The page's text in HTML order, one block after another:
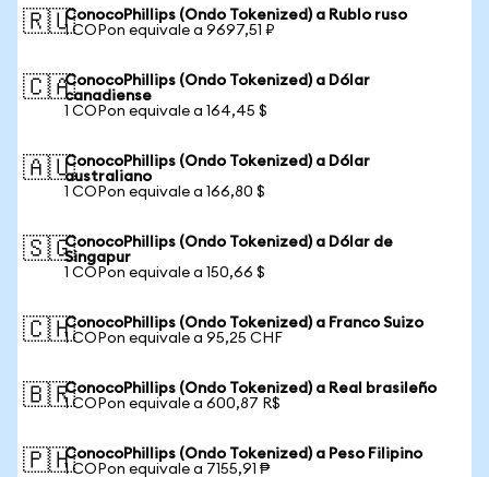
🇷🇺ConocoPhillips (Ondo Tokenized) a Rublo ruso
1 COPon equivale a 9697,51 ₽
🇨🇦ConocoPhillips (Ondo Tokenized) a Dólar
canadiense
1 COPon equivale a 164,45 $
🇦🇺ConocoPhillips (Ondo Tokenized) a Dólar
australiano
1 COPon equivale a 166,80 $
🇸🇬ConocoPhillips (Ondo Tokenized) a Dólar de
Singapur
1 COPon equivale a 150,66 $
🇨🇭ConocoPhillips (Ondo Tokenized) a Franco Suizo
1 COPon equivale a 95,25 CHF
🇧🇷ConocoPhillips (Ondo Tokenized) a Real brasileño
1 COPon equivale a 600,87 R$
🇵🇭ConocoPhillips (Ondo Tokenized) a Peso Filipino
1 COPon equivale a 7155,91 ₱